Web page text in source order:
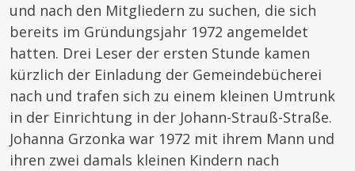
und nach den Mitgliedern zu suchen, die sich
bereits im Gründungsjahr 1972 angemeldet
hatten. Drei Leser der ersten Stunde kamen
kürzlich der Einladung der Gemeindebücherei
nach und trafen sich zu einem kleinen Umtrunk
in der Einrichtung in der Johann-Strauß-Straße.
Johanna Grzonka war 1972 mit ihrem Mann und
ihren zwei damals kleinen Kindern nach